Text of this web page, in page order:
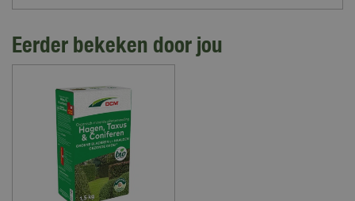
Eerder bekeken door jou